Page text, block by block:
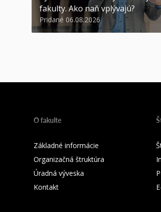
fakulty. Ako naň vplývajú?
Pridané 06.08.2026
O fakulte
Základné informácie
Organizačná štruktúra
Úradná výveska
Kontakt